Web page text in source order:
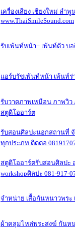
เครื่องเสียง เชียงใหม่ ลำพู
www.ThaiSmileSound.com
รับเพ้นท์หน้า+ เพ้นท์ตัว บ
แอร์บรัชเพ้นท์หน้า เพ้นท์
รับวาดภาพเหมือน ภาพวิ
สตูดิโออาร์ต
รับสอนศิลปะนอกสถานที่
ทุกประภท ติดต่อ
สตูดิโออาร์ตรับสอนศิลปะ
workshopศิลปะ 081-917-
จำหน่าย เสื้อกันหนาวพร
ผ้าคลุมไหล่พระสงฆ์ กันห